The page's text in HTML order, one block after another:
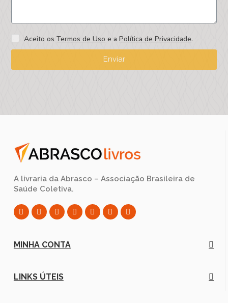
Aceito osTermos de Uso e aPolítica de Privacidade.
Enviar
A livraria da Abrasco – Associação Brasileira de
Saúde Coletiva.
MINHA CONTA
LINKS ÚTEIS